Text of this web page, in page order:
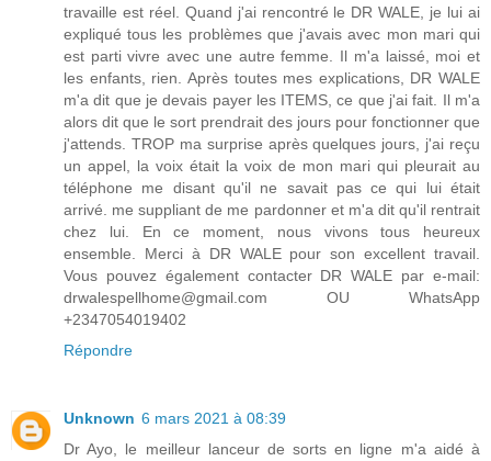
travaille est réel. Quand j'ai rencontré le DR WALE, je lui ai
expliqué tous les problèmes que j'avais avec mon mari qui
est parti vivre avec une autre femme. Il m'a laissé, moi et
les enfants, rien. Après toutes mes explications, DR WALE
m'a dit que je devais payer les ITEMS, ce que j'ai fait. Il m'a
alors dit que le sort prendrait des jours pour fonctionner que
j'attends. TROP ma surprise après quelques jours, j'ai reçu
un appel, la voix était la voix de mon mari qui pleurait au
téléphone me disant qu'il ne savait pas ce qui lui était
arrivé. me suppliant de me pardonner et m'a dit qu'il rentrait
chez lui. En ce moment, nous vivons tous heureux
ensemble. Merci à DR WALE pour son excellent travail.
Vous pouvez également contacter DR WALE par e-mail:
drwalespellhome@gmail.com OU WhatsApp
+2347054019402
Répondre
Unknown 6 mars 2021 à 08:39
Dr Ayo, le meilleur lanceur de sorts en ligne m'a aidé à